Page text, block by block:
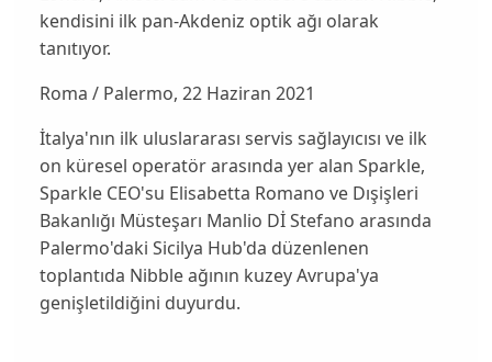
kendisini ilk pan-Akdeniz optik ağı olarak
tanıtıyor.
Roma / Palermo, 22 Haziran 2021
İtalya'nın ilk uluslararası servis sağlayıcısı ve ilk
on küresel operatör arasında yer alan Sparkle,
Sparkle CEO'su Elisabetta Romano ve Dışişleri
Bakanlığı Müsteşarı Manlio Dİ Stefano arasında
Palermo'daki Sicilya Hub'da düzenlenen
toplantıda Nibble ağının kuzey Avrupa'ya
genişletildiğini duyurdu.